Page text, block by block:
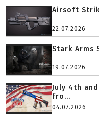
Airsoft
22.07.2026
Stark Arms
19.07.2026
July 4th
fro...
04.07.2026